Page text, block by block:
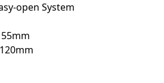
open System